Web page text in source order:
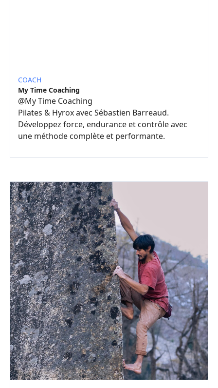
COACH
My Time Coaching
@My Time Coaching
Pilates & Hyrox avec Sébastien Barreaud.
Développez force, endurance et contrôle avec
une méthode complète et performante.